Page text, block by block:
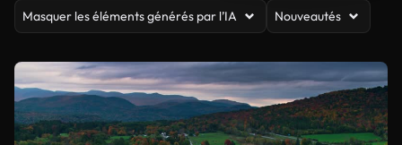
Masquer les éléments générés par l’IA Nouveautés